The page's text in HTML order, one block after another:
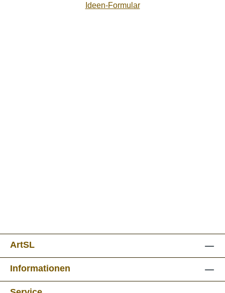
Ideen-Formular
ArtSL
Informationen